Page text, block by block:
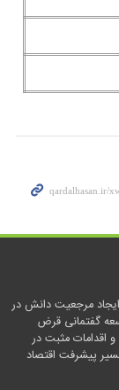
مرجعیت دانش در
گفتمانی قرض
اقدامات مثبت در
پیشرفت اقتصاد